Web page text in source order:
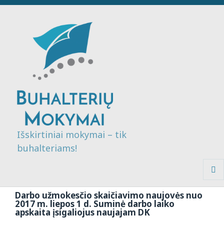
Išskirtiniai mokymai – tik
buhalteriams!
Darbo užmokesčio skaičiavimo naujovės nuo
2017 m. liepos 1 d. Suminė darbo laiko
apskaita įsigaliojus naujajam DK